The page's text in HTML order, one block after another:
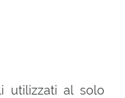
utilizzati al solo